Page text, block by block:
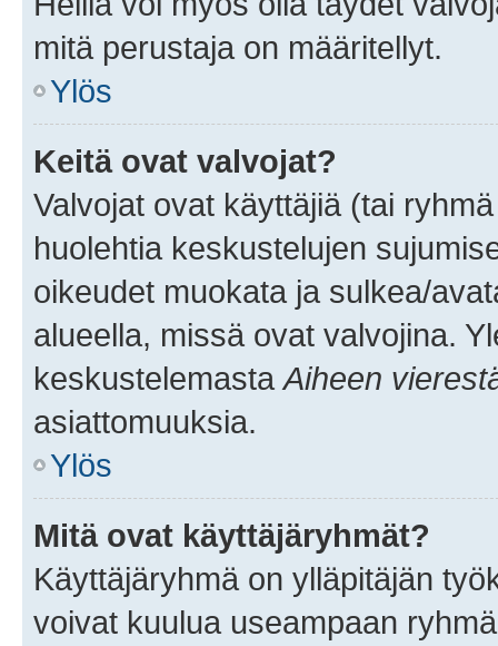
mitä perustaja on määritellyt.
Ylös
Keitä ovat valvojat?
Valvojat ovat käyttäjiä (tai
huolehtia keskustelujen
oikeudet muokata ja sulkea/
alueella, missä ovat valvojina.
keskustelemasta Aiheen
asiattomuuksia.
Ylös
Mitä ovat käyttäjäryhmät?
Käyttäjäryhmä on ylläpitäjän
voivat kuulua useampaan